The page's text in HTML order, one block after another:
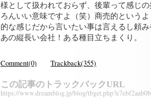
様として扱われておらず、後輩って感じ
ろんいい意味ですよ（笑）商売的という
的な感じだから言いたい事は言えるし頼
あの縦長い会社！ある種目立ちまくり。
Comment(0) Trackback(355)
この記事のトラックバックURL
https://www.dreamblog.jp/blog/